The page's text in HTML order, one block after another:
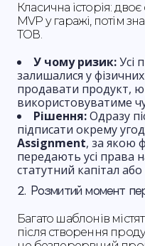
Класична історія:
MVP у гаражі, потім
ТОВ.
У чому ризик:Усі
залишалися у
продавати продукт,
використовуватиме
Рішення:Одразу
підписати окрему
Assignment, за якою
передають усі права
статутний капітал
2. Розмитий момент
Багато шаблонів
після створення